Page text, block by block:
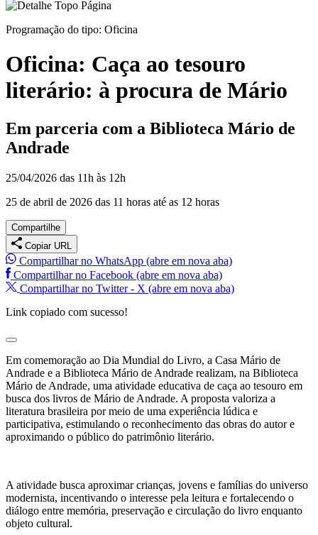
Programação do tipo: Oficina
Oficina: Caça ao tesouro
literário: à procura de Mário
Em parceria com a Biblioteca Mário de
Andrade
25/04/2026 das 11h às 12h
25 de abril de 2026 das 11 horas até as 12 horas
Compartilhe
Copiar URL
Compartilhar no WhatsApp (abre em nova aba)
Compartilhar no Facebook (abre em nova aba)
Compartilhar no Twitter - X (abre em nova aba)
Link copiado com sucesso!
Em comemoração ao Dia Mundial do Livro, a Casa Mário de
Andrade e a Biblioteca Mário de Andrade realizam, na Biblioteca
Mário de Andrade, uma atividade educativa de caça ao tesouro em
busca dos livros de Mário de Andrade. A proposta valoriza a
literatura brasileira por meio de uma experiência lúdica e
participativa, estimulando o reconhecimento das obras do autor e
aproximando o público do patrimônio literário.
A atividade busca aproximar crianças, jovens e famílias do universo
modernista, incentivando o interesse pela leitura e fortalecendo o
diálogo entre memória, preservação e circulação do livro enquanto
objeto cultural.